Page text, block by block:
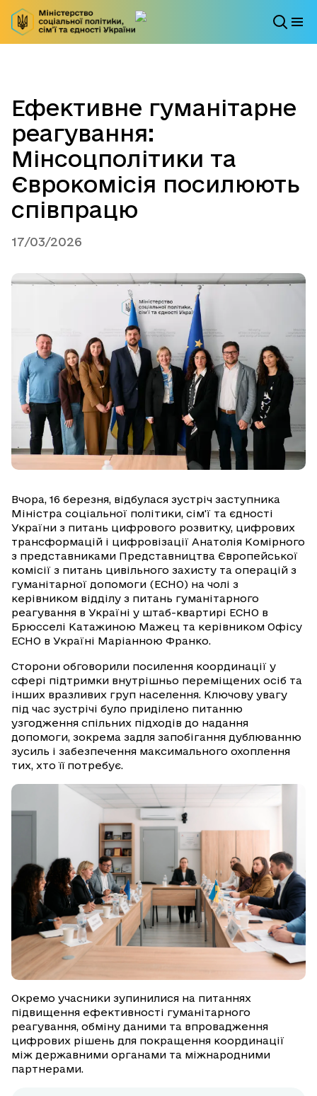
Ефективне гуманітарне
реагування:
Мінсоцполітики та
Єврокомісія посилюють
співпрацю
17/03/2026
Вчора, 16 березня, відбулася зустріч заступника
Міністра соціальної політики, сім'ї та єдності
України з питань цифрового розвитку, цифрових
трансформацій і цифровізації Анатолія Комірного
з представниками Представництва Європейської
комісії з питань цивільного захисту та операцій з
гуманітарної допомоги (ЕСНО) на чолі з
керівником відділу з питань гуманітарного
реагування в Україні у штаб-квартирі ЕСНО в
Брюсселі Катажиною Мажец та керівником Офісу
ЕСНО в Україні Маріанною Франко.
Сторони обговорили посилення координації у
сфері підтримки внутрішньо переміщених осіб та
інших вразливих груп населення. Ключову увагу
під час зустрічі було приділено питанню
узгодження спільних підходів до надання
допомоги, зокрема задля запобігання дублюванню
зусиль і забезпечення максимального охоплення
тих, хто її потребує.
Окремо учасники зупинилися на питаннях
підвищення ефективності гуманітарного
реагування, обміну даними та впровадження
цифрових рішень для покращення координації
між державними органами та міжнародними
партнерами.